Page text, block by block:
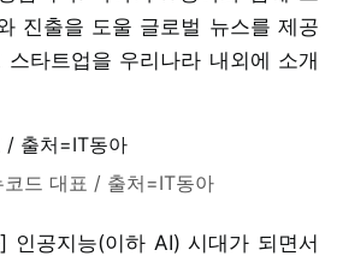
진출을 도울 글로벌 뉴스를 제공
타트업을 우리나라 내외에 소개
코드 대표 / 출처=IT동아
인공지능(이하 AI) 시대가 되면서